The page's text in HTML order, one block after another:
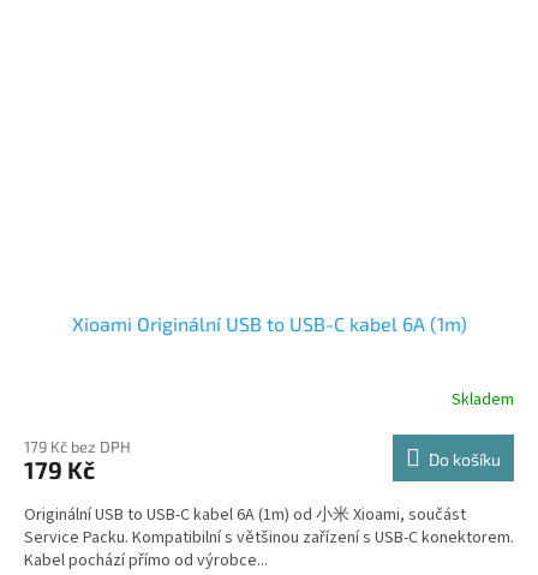
Xioami Originální USB to USB-C kabel 6A (1m)
Skladem
179 Kč bez DPH
179 Kč Do košíku
Originální USB to USB-C kabel 6A (1m) od 小米 Xioami, součást
Service Packu. Kompatibilní s většinou zařízení s USB-C konektorem.
Kabel pochází přímo od výrobce...